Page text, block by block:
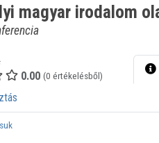
magyar irodalom
0.00 (0 értékelésből)